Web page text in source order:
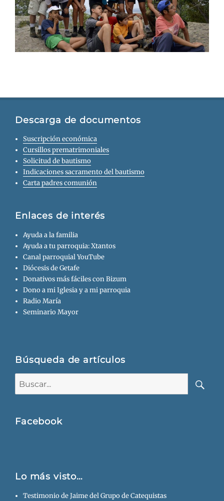
Descarga de documentos
Suscripción económica
Cursillos prematrimoniales
Solicitud de bautismo
Indicaciones sacramento del bautismo
Carta padres comunión
Enlaces de interés
Ayuda a la familia
Ayuda a tu parroquia: Xtantos
Canal parroquial YouTube
Diócesis de Getafe
Donativos más fáciles con Bizum
Dono a mi Iglesia y a mi parroquia
Radio María
Seminario Mayor
Búsqueda de artículos
Facebook
Lo más visto…
Testimonio de Jaime del Grupo de Catequistas